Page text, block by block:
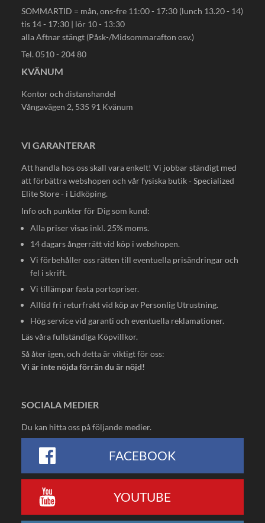
SOMMARTID = mån, ons-fre 11:00 - 17:30 (lunch 13.20 - 14)
tis 14 - 17:30 | lör 10 - 13:30
alla Aftnar stängt (Påsk-/Midsommarafton osv.)
Tel. 0510 - 204 80
KVÄNUM
Kontor och distanshandel
Vångavägen 2, 535 91 Kvänum
VI GARANTERAR
Att handla hos oss skall vara enkelt! Vi jobbar ständigt med
att förbättra webshopen och vår fysiska butik - Specialized
Elite Store - i Lidköping.
Info och punkter för Dig som kund:
Alla priser visas inkl. 25% moms.
14 dagars ångerrätt vid köp i webshopen.
Vi förbehåller oss rätten till eventuella prisändringar och
fel i skrift.
Vi tillämpar fasta portopriser.
Alltid fri returfrakt vid köp av Personlig Utrustning.
Hög service vid garanti och eventuella reklamationer.
Läs våra fullständiga Köpvillkor.
Så åter igen, och detta är viktigt för oss:
Vi är inte nöjda förrän du är nöjd!
SOCIALA MEDIER
Du kan hitta oss på följande medier.
FACEBOOK
YOUTUBE